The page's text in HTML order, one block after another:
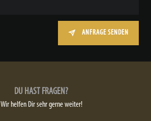
ANFRAGE SENDEN
DU HAST FRAGEN?
Wir helfen Dir sehr gerne weiter!